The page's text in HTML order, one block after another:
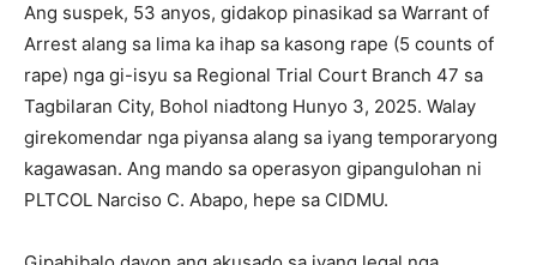
Ang suspek, 53 anyos, gidakop pinasikad sa Warrant of
Arrest alang sa lima ka ihap sa kasong rape (5 counts of
rape) nga gi-isyu sa Regional Trial Court Branch 47 sa
Tagbilaran City, Bohol niadtong Hunyo 3, 2025. Walay
girekomendar nga piyansa alang sa iyang temporaryong
kagawasan. Ang mando sa operasyon gipangulohan ni
PLTCOL Narciso C. Abapo, hepe sa CIDMU.